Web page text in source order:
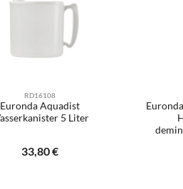
RD16108
Euronda Aquadist
5 Liter
Regulärer Preis:
33,80 €